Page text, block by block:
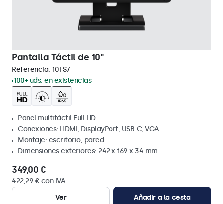
Pantalla Táctil de 10"
Referencia: 10TS7
100+ uds. en existencias
Panel multitáctil Full HD
Conexiones: HDMI, DisplayPort, USB-C, VGA
Montaje: escritorio, pared
Dimensiones exteriores: 242 x 169 x 34 mm
349,00 €
422,29 € con IVA
Ver
Añadir a la cesta